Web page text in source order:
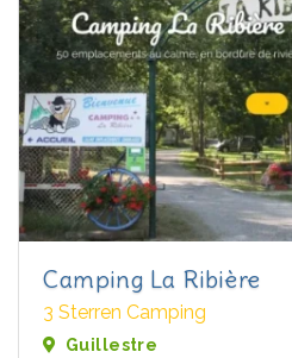
Camping La Ribière
3 Sterren Camping
Guillestre